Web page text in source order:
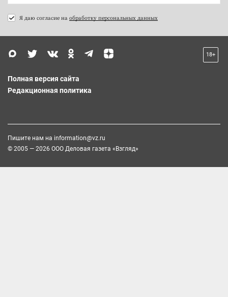
Я даю согласие на обработку персональных данных
18+
Полная версия сайта
Редакционная политика
Пишите нам на information@vz.ru
© 2005 — 2026 ООО Деловая газета «Взгляд»